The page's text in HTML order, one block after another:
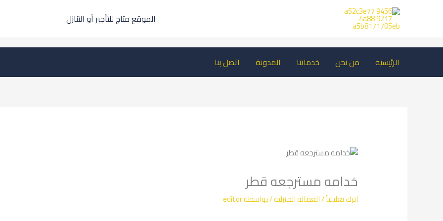
الموقع متاج للتأجير أو التنازل
الرئيسية من نحن خدماتنا المدونة اتصل بنا
خدامه مسترجعه قطر
اترك تعليقاً/العمالة المنزلية/ بواسطةeditor